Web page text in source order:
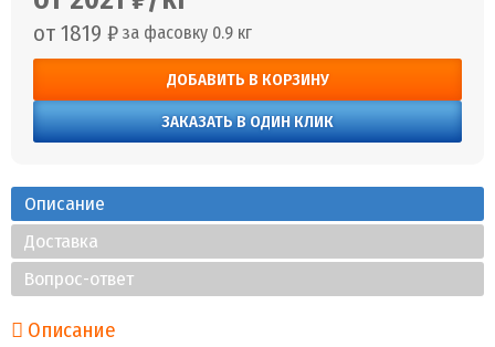
от 1819 ₽ за фасовку 0.9 кг
ДОБАВИТЬ В КОРЗИНУ
ЗАКАЗАТЬ В ОДИН КЛИК
Описание
Доставка
Вопрос-ответ
Описание